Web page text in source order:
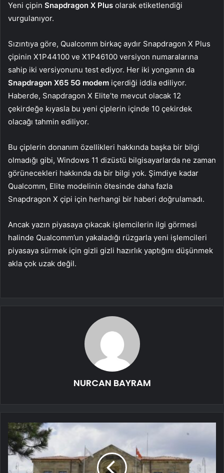
Yeni çipin Snapdragon X Plus olarak etiketlendiği
vurgulanıyor.
Sızıntıya göre, Qualcomm birkaç aydır Snapdragon X Plus
çipinin X1P44100 ve X1P46100 versiyon numaralarına
sahip iki versiyonunu test ediyor. Her iki yonganın da
Snapdragon X65 5G modem içerdiği iddia ediliyor.
Haberde, Snapdragon X Elite’te mevcut olacak 12
çekirdeğe kıyasla bu yeni çiplerin içinde 10 çekirdek
olacağı tahmin ediliyor.
Bu çiplerin donanım özellikleri hakkında başka bir bilgi
olmadığı gibi, Windows 11 dizüstü bilgisayarlarda ne zaman
görünecekleri hakkında da bir bilgi yok. Şimdiye kadar
Qualcomm, Elite modelinin ötesinde daha fazla
Snapdragon X çipi için herhangi bir haberi doğrulamadı.
Ancak yazın piyasaya çıkacak işlemcilerin ilgi görmesi
halinde Qualcomm’un yakaladığı rüzgarla yeni işlemcileri
piyasaya sürmek için gizli gizli hazırlık yaptığını düşünmek
akla çok uzak değil.
NURCAN BAYRAM